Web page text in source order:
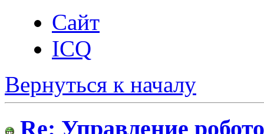
Сайт
ICQ
Вернуться к началу
Re: Управление